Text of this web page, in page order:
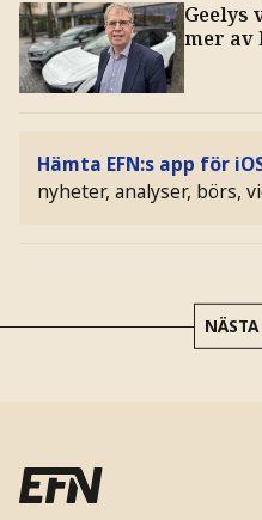
Geelys
mer av
Hämta EFN:s app för
nyheter, analyser, börs,